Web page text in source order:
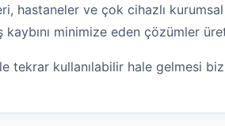
hastaneler ve çok cihazlı
minimize eden çözümler
tekrar kullanılabilir hale gelmesi